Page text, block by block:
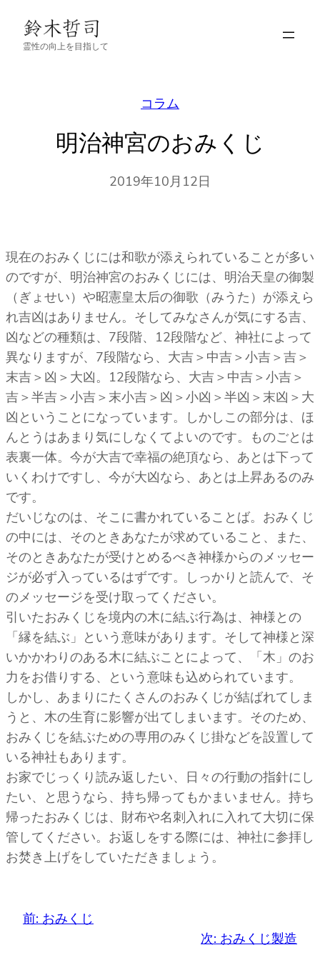
霊性の向上を目指して
コラム
明治神宮のおみくじ
2019年10月12日
現在のおみくじには和歌が添えられていることが多い
のですが、明治神宮のおみくじには、明治天皇の御製
（ぎょせい）や昭憲皇太后の御歌（みうた）が添えら
れ吉凶はありません。そしてみなさんが気にする吉、
凶などの種類は、7段階、12段階など、神社によって
異なりますが、7段階なら、大吉＞中吉＞小吉＞吉＞
末吉＞凶＞大凶。12段階なら、大吉＞中吉＞小吉＞
吉＞半吉＞小吉＞末小吉＞凶＞小凶＞半凶＞末凶＞大
凶ということになっています。しかしこの部分は、ほ
んとうはあまり気にしなくてよいのです。ものごとは
表裏一体。今が大吉で幸福の絶頂なら、あとは下って
いくわけですし、今が大凶なら、あとは上昇あるのみ
です。
だいじなのは、そこに書かれていることば。おみくじ
の中には、そのときあなたが求めていること、また、
そのときあなたが受けとめるべき神様からのメッセー
ジが必ず入っているはずです。しっかりと読んで、そ
のメッセージを受け取ってください。
引いたおみくじを境内の木に結ぶ行為は、神様との
「縁を結ぶ」という意味があります。そして神様と深
いかかわりのある木に結ぶことによって、「木」のお
力をお借りする、という意味も込められています。
しかし、あまりにたくさんのおみくじが結ばれてしま
うと、木の生育に影響が出てしまいます。そのため、
おみくじを結ぶための専用のみくじ掛などを設置して
いる神社もあります。
お家でじっくり読み返したい、日々の行動の指針にし
たい、と思うなら、持ち帰ってもかまいません。持ち
帰ったおみくじは、財布や名刺入れに入れて大切に保
管してください。お返しをする際には、神社に参拝し
お焚き上げをしていただきましょう。
前: おみくじ
次: おみくじ製造